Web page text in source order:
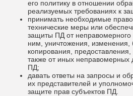
его политику в отношении
реализуемых требованиях к
принимать необходимые
технические меры или
защиты ПД от неправомерного
ним, уничтожения, изменения,
копирования,
также от иных неправомерных
ПД;
давать ответы на запросы и
их представителей и
защите прав субъектов ПД.